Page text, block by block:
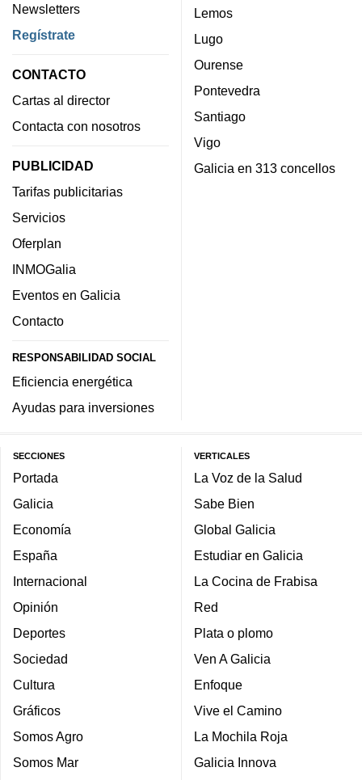
Newsletters
Regístrate
CONTACTO
Cartas al director
Contacta con nosotros
PUBLICIDAD
Tarifas publicitarias
Servicios
Oferplan
INMOGalia
Eventos en Galicia
Contacto
RESPONSABILIDAD SOCIAL
Eficiencia energética
Ayudas para inversiones
Lemos
Lugo
Ourense
Pontevedra
Santiago
Vigo
Galicia en 313 concellos
SECCIONES
Portada
Galicia
Economía
España
Internacional
Opinión
Deportes
Sociedad
Cultura
Gráficos
Somos Agro
Somos Mar
VERTICALES
La Voz de la Salud
Sabe Bien
Global Galicia
Estudiar en Galicia
La Cocina de Frabisa
Red
Plata o plomo
Ven A Galicia
Enfoque
Vive el Camino
La Mochila Roja
Galicia Innova